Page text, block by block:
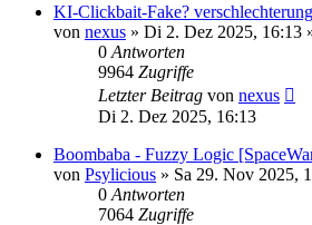
KI-Clickbait-Fake?
von nexus » Di 2. Dez 2025, 16:13
0 Antworten
9964 Zugriffe
Letzter Beitrag von nexus
Di 2. Dez 2025, 16:13
Boombaba - Fuzzy Logic
von Psylicious » Sa 29. Nov 2025,
0 Antworten
7064 Zugriffe